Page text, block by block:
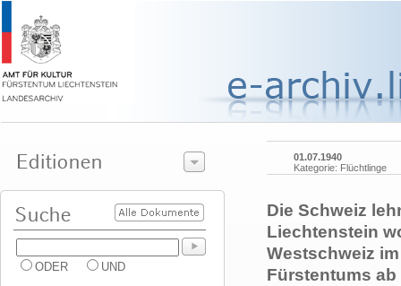
ODER UND
01.07.1940
Kategorie: Flüchtlinge
Die Schweiz
Liechtenstein
Westschweiz
Fürstentums ab